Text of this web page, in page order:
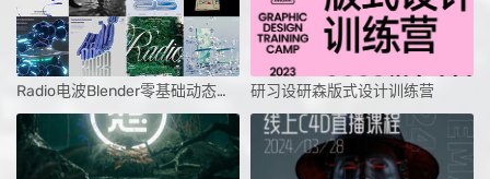
Radio电波Blender零基础动态海报课 研习设研森版式设计训练营